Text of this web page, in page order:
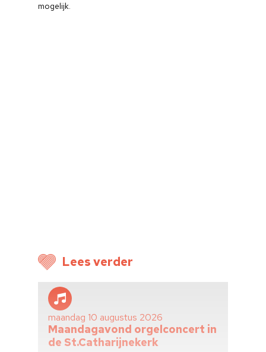
mogelijk.
Lees verder
maandag 10 augustus 2026
Maandagavond orgelconcert in
de St.Catharijnekerk